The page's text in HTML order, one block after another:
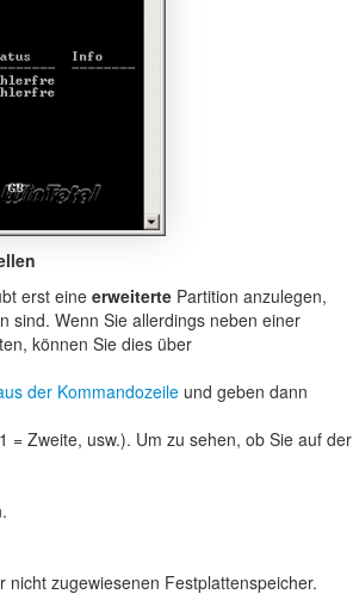
erst eineerweitertePartition anzulegen,
Wenn Sie allerdings neben einer
können Sie dies über
der Kommandozeileund geben dann
Zweite, usw.). Um zu sehen, ob Sie auf der
nicht zugewiesenen Festplattenspeicher.